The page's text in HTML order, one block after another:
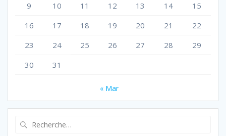
9
10 11 12 13 14
15
16
17 18 19 20 21
22
23
24 25 26 27 28
29
30
31
« Mar